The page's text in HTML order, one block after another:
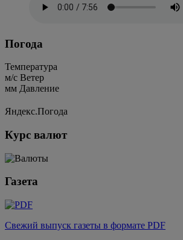
Погода
Температура
м/c Ветер
мм Давление
Яндекс.Погода
Курс валют
Газета
Свежий выпуск газеты в формате PDF